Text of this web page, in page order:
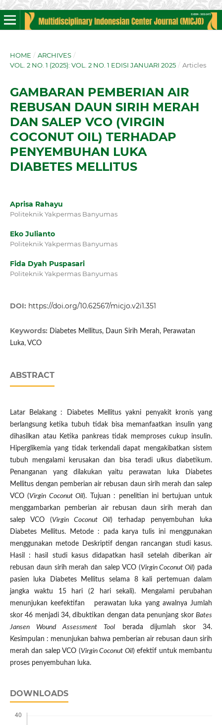
HOME / ARCHIVES /
VOL. 2 NO. 1 (2025): VOL. 2 NO. 1 EDISI JANUARI 2025 / Articles
GAMBARAN PEMBERIAN AIR
REBUSAN DAUN SIRIH MERAH
DAN SALEP VCO (VIRGIN
COCONUT OIL) TERHADAP
PENYEMBUHAN LUKA
DIABETES MELLITUS
Aprisa Rahayu
Politeknik Yakpermas Banyumas
Eko Julianto
Politeknik Yakpermas Banyumas
Fida Dyah Puspasari
Politeknik Yakpermas Banyumas
DOI: https://doi.org/10.62567/micjo.v2i1.351
Keywords: Diabetes Mellitus, Daun Sirih Merah, Perawatan
Luka, VCO
ABSTRACT
Latar Belakang : Diabetes Mellitus yakni penyakit kronis yang
berlangsung ketika tubuh tidak bisa memanfaatkan insulin yang
dihasilkan atau Ketika pankreas tidak memproses cukup insulin.
Hiperglikemia yang tidak terkendali dapat mengakibatkan sistem
tubuh mengalami kerusakan dan bisa teradi ulkus diabetikum.
Penanganan yang dilakukan yaitu perawatan luka Diabetes
Mellitus dengan pemberian air rebusan daun sirih merah dan salep
VCO (Virgin Coconut Oil). Tujuan : penelitian ini bertujuan untuk
menggambarkan pemberian air rebusan daun sirih merah dan
salep VCO (Virgin Coconut Oil) terhadap penyembuhan luka
Diabetes Mellitus. Metode : pada karya tulis ini menggunakan
menggunakan metode Deskriptif dengan rancangan studi kasus.
Hasil : hasil studi kasus didapatkan hasil setelah diberikan air
rebusan daun sirih merah dan salep VCO (Virgin Coconut Oil) pada
pasien luka Diabetes Mellitus selama 8 kali pertemuan dalam
jangka waktu 15 hari (2 hari sekali). Mengalami perubahan
menunjukan keefektifan perawatan luka yang awalnya Jumlah
skor 46 menjadi 34, dibuktikan dengan data penunjang skorBates
Jansen Wound Assessment Tool berada dijumlah skor 34.
Kesimpulan : menunjukan bahwa pemberian air rebusan daun sirih
merah dan salep VCO (Virgin Coconut Oil) efektif untuk membantu
proses penyembuhan luka.
DOWNLOADS